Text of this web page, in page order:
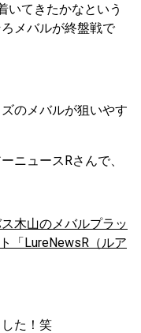
いてきたかなという
メバルが終盤戦で
のメバルが狙いやす
ニュースRさんで、
木山のメバルプラッ
「LureNewsR（ルア
た！笑